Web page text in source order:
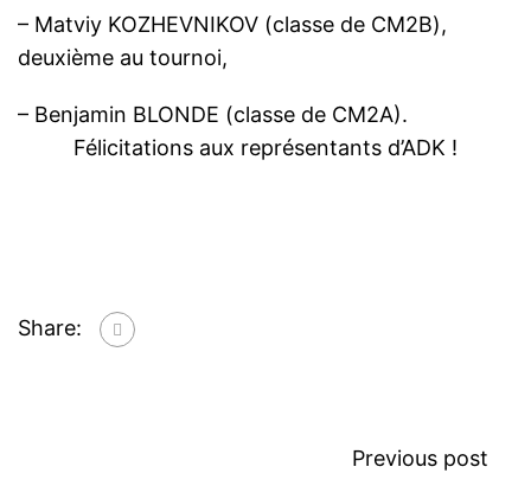
– Matviy KOZHEVNIKOV (classe de СМ2В),
deuxième au tournoi,
– Benjamin BLONDE (classe de CM2A).
Félicitations aux représentants d’ADK !
Share:
Previous post